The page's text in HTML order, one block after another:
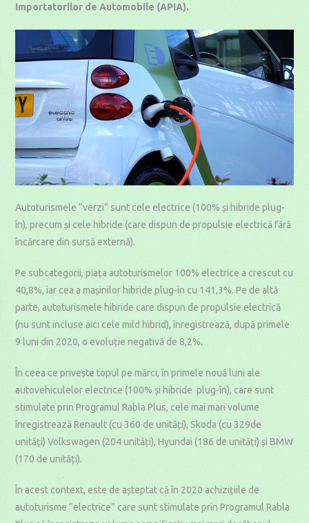
Importatorilor de Automobile (APIA).
Autoturismele “verzi“ sunt cele electrice (100% și hibride plug-
în), precum și cele hibride (care dispun de propulsie electrică fără
încărcare din sursă externă).
Pe subcategorii, piața autoturismelor 100% electrice a crescut cu
40,8%, iar cea a mașinilor hibride plug-in cu 141,3%. Pe de altă
parte, autoturismele hibride care dispun de propulsie electrică
(nu sunt incluse aici cele mild hibrid), înregistrează, după primele
9 luni din 2020, o evoluție negativă de 8,2%.
În ceea ce privește topul pe mărci, în primele nouă luni ale
autovehiculelor electrice (100% și hibride plug-în), care sunt
stimulate prin Programul Rabla Plus, cele mai mari volume
înregistrează Renault (cu 360 de unități), Skoda (cu 329de
unități) Volkswagen (204 unități), Hyundai (186 de unități) și BMW
(170 de unități).
În acest context, este de așteptat că în 2020 achizițiile de
autoturisme “electrice” care sunt stimulate prin Programul Rabla